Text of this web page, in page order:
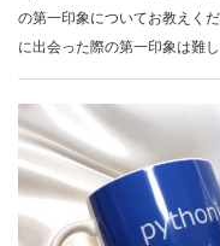
の第一印象についてお教えく
に出会った際の第一印象は難